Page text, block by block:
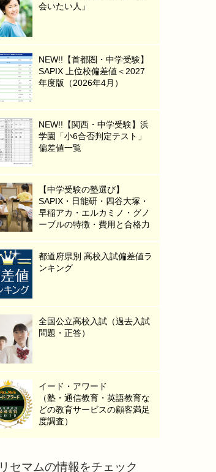
会いたい人」
NEW!!【首都圏・中学受験】
SAPIX 上位校偏差値＜2027
年度版（2026年4月）
NEW!!【関西・中学受験】浜
学園「小6合否判定テスト」
偏差値一覧
【中学受験の塾選び】
SAPIX・日能研・四谷大塚・
早稲アカ・エルカミノ・グノ
ーブルの特徴・費用と合格力
都道府県別 高校入試偏差値ラ
ンキング
全国公立高校入試（過去入試
問題・正答）
イード・アワード
（塾・通信教育・英語教育な
どの教育サービスの顧客満足
度調査）
リセマムの情報をチェック